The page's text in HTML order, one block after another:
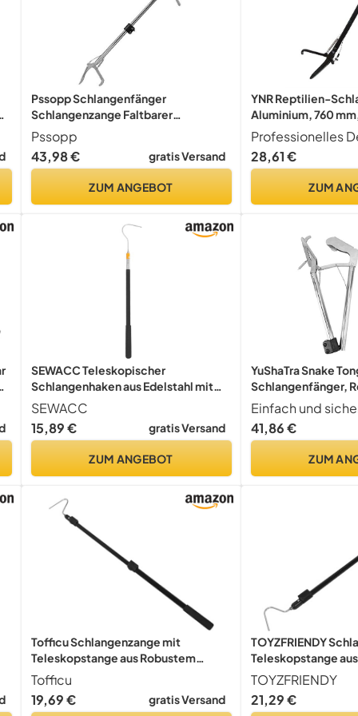
Pssopp Schlangenfänger
Schlangenzange Faltbarer
Schlangenfänger Reptilienfänger
Stick Reptilien Grabber Catcher
Reptile Grabber Tool mit
Pssopp
43,98 €
gratis Versand
ZUM ANGEBOT
YNR Reptilien-
Aluminium, 760
28,61 €
ZUM
SEWACC Teleskopischer
Schlangenhaken aus Edelstahl mit
Verstellbarem Haken 15m
Ausziehbarer Schlangenfänger für
Sicheres Handling Verschiedener
SEWACC
15,89 €
gratis Versand
ZUM ANGEBOT
YuShaTra Snake
Schlangenfänger,
Greifwerkzeug,
41,86 €
ZUM
Tofficu Schlangenzange mit
Teleskopstange aus Robustem
Edelstahl Rutschfester Griff Leichter
Schlangenfänger für Reptilien
Klapperschlangen und Große
Tofficu
19,69 €
gratis Versand
TOYZFRIENDY
Teleskopstange
Material Leichter
Greifer mit
Reptilien
TOYZFRIENDY
21,29 €